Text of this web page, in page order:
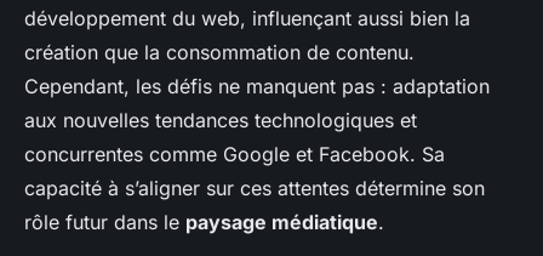
développement du web, influençant aussi bien la
création que la consommation de contenu.
Cependant, les défis ne manquent pas : adaptation
aux nouvelles tendances technologiques et
concurrentes comme Google et Facebook. Sa
capacité à s’aligner sur ces attentes détermine son
rôle futur dans le paysage médiatique.